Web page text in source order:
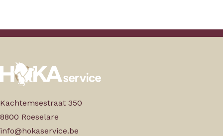
Kachtemsestraat 350
8800 Roeselare
info@hokaservice.be